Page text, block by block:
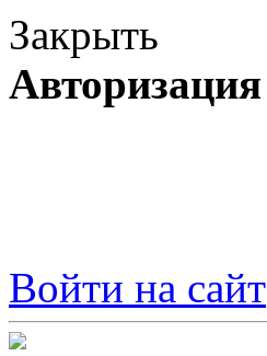
Закрыть
Авторизация
Войти на сайт